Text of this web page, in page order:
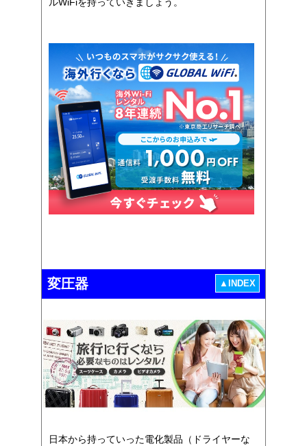
ルWiFiを持っていきましょう。
変圧器 ▲INDEX
日本から持っていった電化製品（ドライヤーな